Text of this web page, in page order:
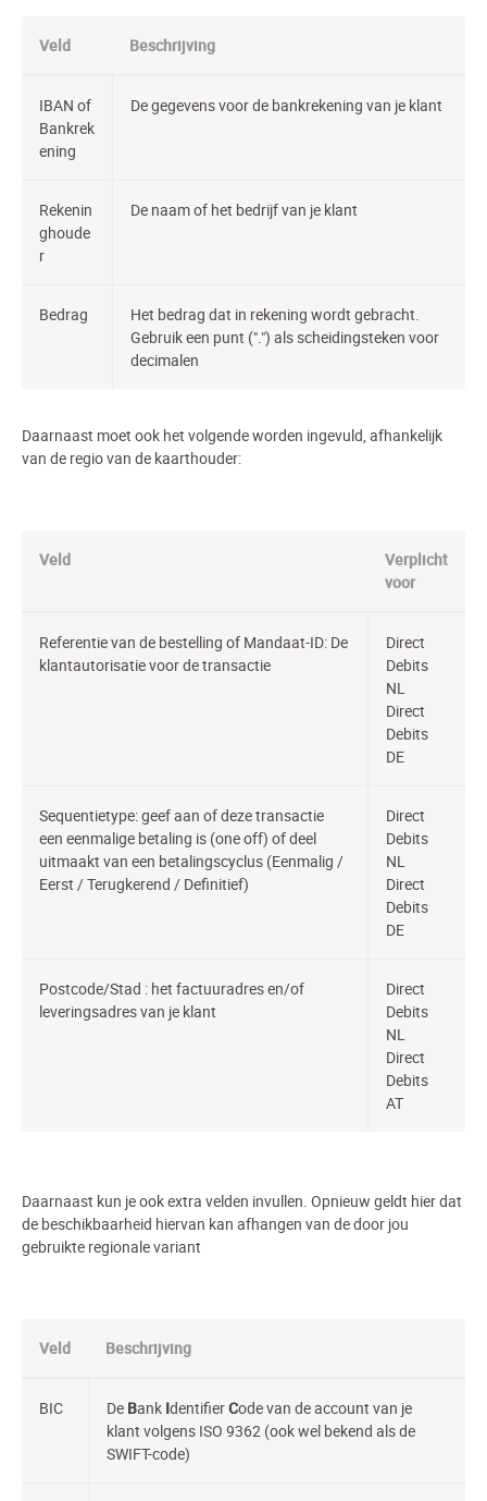
Veld Beschrijving
IBAN of
Bankrek
ening
De gegevens voor de bankrekening van je klant
Rekenin
ghoude
r
De naam of het bedrijf van je klant
Bedrag
Het bedrag dat in rekening wordt gebracht.
Gebruik een punt (".") als scheidingsteken voor
decimalen
Daarnaast moet ook het volgende worden ingevuld, afhankelijk
van de regio van de kaarthouder:
Veld
Verplicht
voor
Referentie van de bestelling of Mandaat-ID: De
klantautorisatie voor de transactie
Direct
Debits
NL
Direct
Debits
DE
Sequentietype: geef aan of deze transactie
een eenmalige betaling is (one off) of deel
uitmaakt van een betalingscyclus (Eenmalig /
Eerst / Terugkerend / Definitief)
Direct
Debits
NL
Direct
Debits
DE
Postcode/Stad : het factuuradres en/of
leveringsadres van je klant
Direct
Debits
NL
Direct
Debits
AT
Daarnaast kun je ook extra velden invullen. Opnieuw geldt hier dat
de beschikbaarheid hiervan kan afhangen van de door jou
gebruikte regionale variant
Veld Beschrijving
BIC De Bank IdentifierCode van de account van je
klant volgens ISO 9362 (ook wel bekend als de
SWIFT-code)